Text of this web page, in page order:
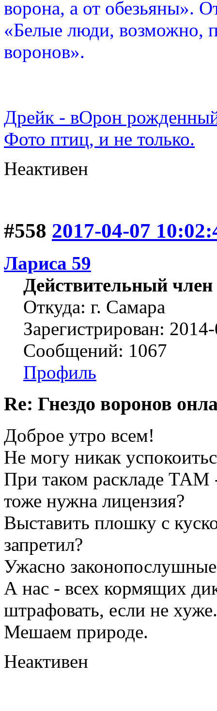
ворона, а от обезьяны».
«Белые люди, возможно,
воронов».
Дрейк - вОрон
Фото птиц, и не только.
Неактивен
#558 2017-04-07
Лариса 59
Действительный член
Откуда: г. Самара
Зарегистрирован:
Сообщений: 1067
Профиль
Re: Гнездо воронов
Доброе утро всем!
Не могу никак
При таком раскладе ТАМ
тоже нужна лицензия?
Выставить плошку с
запретил?
Ужасно
А нас - всех кормящих
штрафовать, если не хуже.
Мешаем природе.
Неактивен